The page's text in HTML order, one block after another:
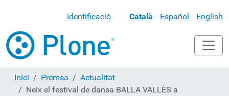
Identificació Català Español English
Inici Premsa
Actualitat
Neix el festival de dansa BALLA VALLÈS a